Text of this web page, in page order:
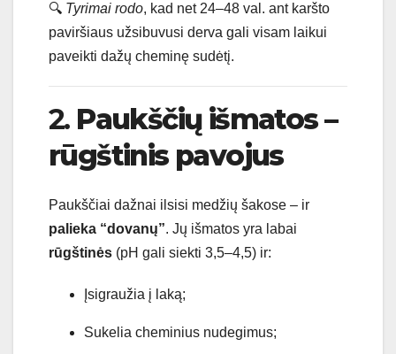
🔍 Tyrimai rodo, kad net 24–48 val. ant karšto
paviršiaus užsibuvusi derva gali visam laikui
paveikti dažų cheminę sudėtį.
2. Paukščių išmatos –
rūgštinis pavojus
Paukščiai dažnai ilsisi medžių šakose – ir
palieka “dovanų”. Jų išmatos yra labai
rūgštinės (pH gali siekti 3,5–4,5) ir:
Įsigraužia į laką;
Sukelia cheminius nudegimus;